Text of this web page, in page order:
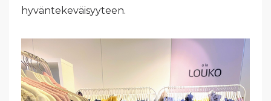
hyväntekeväisyyteen.